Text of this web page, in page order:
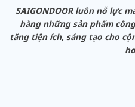
SAIGONDOOR luôn nỗ lực
hàng những sản phẩm
tăng tiện ích, sáng tạo cho